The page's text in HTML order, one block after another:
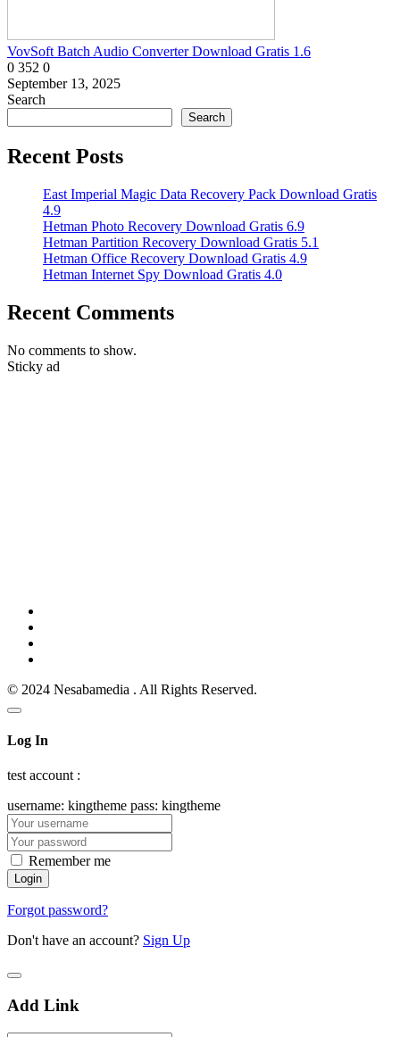
VovSoft Batch Audio Converter Download Gratis 1.6
0 352 0
September 13, 2025
Search
Search
Recent Posts
East Imperial Magic Data Recovery Pack Download Gratis
4.9
Hetman Photo Recovery Download Gratis 6.9
Hetman Partition Recovery Download Gratis 5.1
Hetman Office Recovery Download Gratis 4.9
Hetman Internet Spy Download Gratis 4.0
Recent Comments
No comments to show.
Sticky ad
© 2024 Nesabamedia . All Rights Reserved.
Log In
test account :
username: kingtheme pass: kingtheme
Remember me
Forgot password?
Don't have an account? Sign Up
Add Link